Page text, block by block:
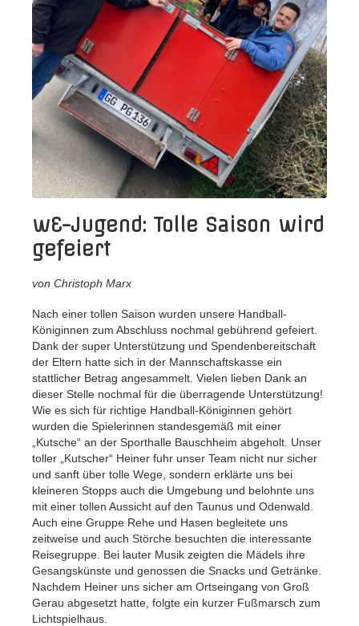
wE-Jugend: Tolle Saison wird
gefeiert
von Christoph Marx
Nach einer tollen Saison wurden unsere Handball-
Königinnen zum Abschluss nochmal gebührend gefeiert.
Dank der super Unterstützung und Spendenbereitschaft
der Eltern hatte sich in der Mannschaftskasse ein
stattlicher Betrag angesammelt. Vielen lieben Dank an
dieser Stelle nochmal für die überragende Unterstützung!
Wie es sich für richtige Handball-Königinnen gehört
wurden die Spielerinnen standesgemäß mit einer
„Kutsche“ an der Sporthalle Bauschheim abgeholt. Unser
toller „Kutscher“ Heiner fuhr unser Team nicht nur sicher
und sanft über tolle Wege, sondern erklärte uns bei
kleineren Stopps auch die Umgebung und belohnte uns
mit einer tollen Aussicht auf den Taunus und Odenwald.
Auch eine Gruppe Rehe und Hasen begleitete uns
zeitweise und auch Störche besuchten die interessante
Reisegruppe. Bei lauter Musik zeigten die Mädels ihre
Gesangskünste und genossen die Snacks und Getränke.
Nachdem Heiner uns sicher am Ortseingang von Groß
Gerau abgesetzt hatte, folgte ein kurzer Fußmarsch zum
Lichtspielhaus.